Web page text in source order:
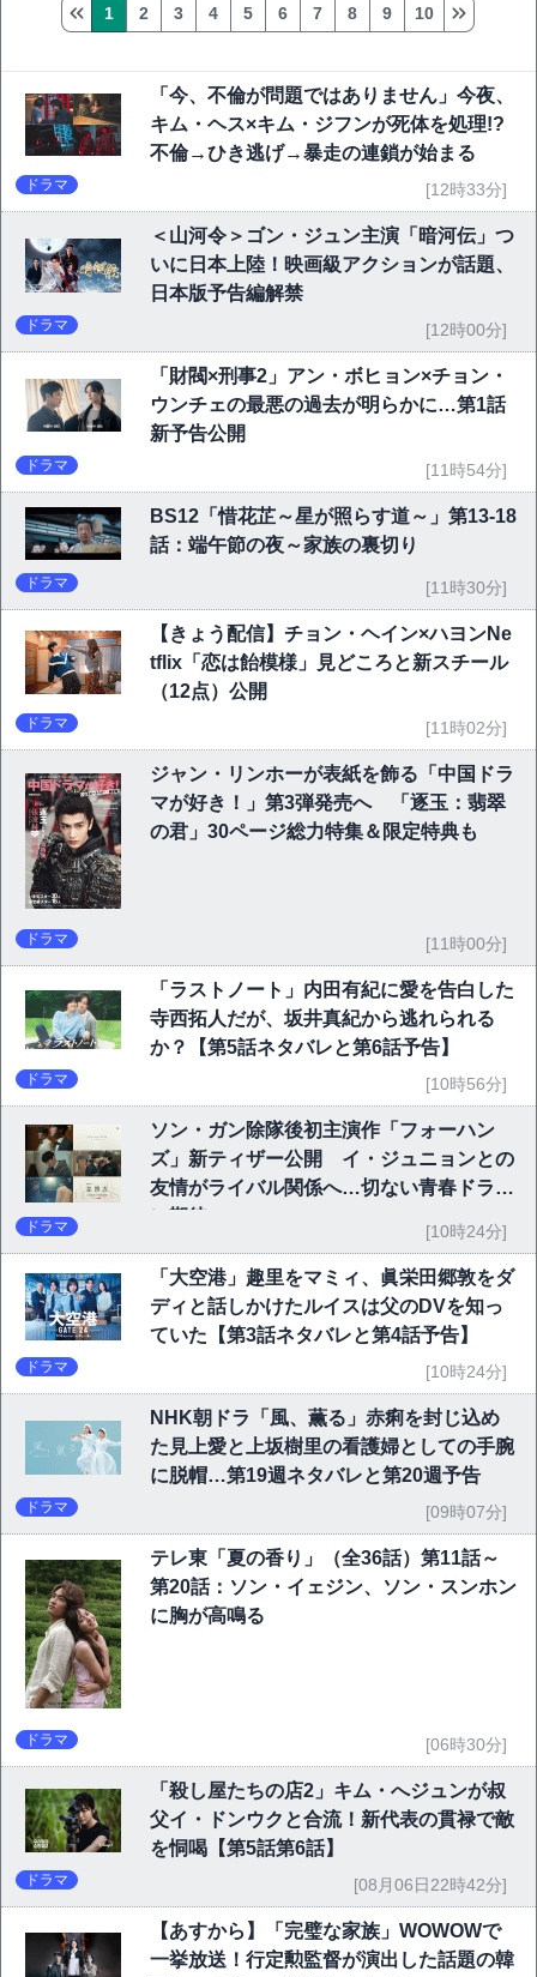
1 2 3 4 5 6 7 8 9 10
「今、不倫が問題ではありません」今夜、
キム・ヘス×キム・ジフンが死体を処理!?
不倫→ひき逃げ→暴走の連鎖が始まる
ドラマ [12時33分]
＜山河令＞ゴン・ジュン主演「暗河伝」つ
いに日本上陸！映画級アクションが話題、
日本版予告編解禁
ドラマ [12時00分]
「財閥×刑事2」アン・ボヒョン×チョン・
ウンチェの最悪の過去が明らかに…第1話
新予告公開
ドラマ [11時54分]
BS12「惜花芷～星が照らす道～」第13-18
話：端午節の夜～家族の裏切り
ドラマ [11時30分]
【きょう配信】チョン・ヘイン×ハヨンNe
tflix「恋は飴模様」見どころと新スチール
（12点）公開
ドラマ [11時02分]
ジャン・リンホーが表紙を飾る「中国ドラ
マが好き！」第3弾発売へ 「逐玉：翡翠
の君」30ページ総力特集＆限定特典も
ドラマ [11時00分]
「ラストノート」内田有紀に愛を告白した
寺西拓人だが、坂井真紀から逃れられる
か？【第5話ネタバレと第6話予告】
ドラマ [10時56分]
ソン・ガン除隊後初主演作「フォーハン
ズ」新ティザー公開 イ・ジュニョンとの
友情がライバル関係へ…切ない青春ドラマ
に期待
ドラマ [10時24分]
「大空港」趣里をマミィ、眞栄田郷敦をダ
ディと話しかけたルイスは父のDVを知っ
ていた【第3話ネタバレと第4話予告】
ドラマ [10時24分]
NHK朝ドラ「風、薫る」赤痢を封じ込め
た見上愛と上坂樹里の看護婦としての手腕
に脱帽…第19週ネタバレと第20週予告
ドラマ [09時07分]
テレ東「夏の香り」（全36話）第11話～
第20話：ソン・イェジン、ソン・スンホン
に胸が高鳴る
ドラマ [06時30分]
「殺し屋たちの店2」キム・へジュンが叔
父イ・ドンウクと合流！新代表の貫禄で敵
を恫喝【第5話第6話】
ドラマ [08月06日22時42分]
【あすから】「完璧な家族」WOWOWで
一挙放送！行定勲監督が演出した話題の韓